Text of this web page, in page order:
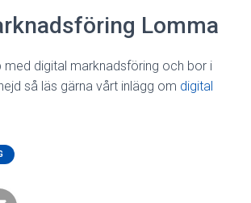
Lomma
med digital marknadsföring och bor i
så läs gärna vårt inlägg om digital